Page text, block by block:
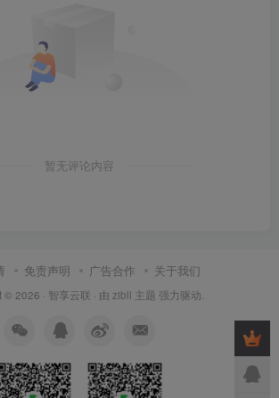
暂无评论内容
免责声明 广告合作 关于我们
© 2026 · 智享云联 · 由 zibll 主题 强力驱动.